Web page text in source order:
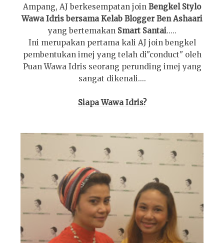
Ampang, AJ berkesempatan join Bengkel Stylo
Wawa Idris bersama Kelab Blogger Ben Ashaari
yang bertemakan Smart Santai.....
Ini merupakan pertama kali AJ join bengkel
pembentukan imej yang telah di"conduct" oleh
Puan Wawa Idris seorang perunding imej yang
sangat dikenali....
Siapa Wawa Idris?